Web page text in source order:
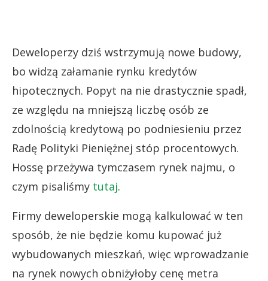
Deweloperzy dziś wstrzymują nowe budowy,
bo widzą załamanie rynku kredytów
hipotecznych. Popyt na nie drastycznie spadł,
ze względu na mniejszą liczbę osób ze
zdolnością kredytową po podniesieniu przez
Radę Polityki Pieniężnej stóp procentowych.
Hossę przeżywa tymczasem rynek najmu, o
czym pisaliśmy tutaj.
Firmy deweloperskie mogą kalkulować w ten
sposób, że nie będzie komu kupować już
wybudowanych mieszkań, więc wprowadzanie
na rynek nowych obniżyłoby cenę metra